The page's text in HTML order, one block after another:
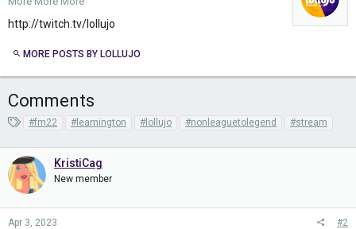
http://twitch.tv/lollujo
MORE POSTS BY LOLLUJO
Comments
g
s
#fm22 #leamington #lollujo #nonleaguetolegend #stream
KristiCag
New member
Apr 3, 2023 #2